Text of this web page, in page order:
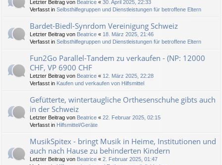
Letzter Beitrag von Beatrice « 30. April 2025, 22:33
Verfasst in Selbsthilfegruppen und Dienstleistungen für betroffene Eltern
Bardet-Biedl-Synrdom Vereinigung Schweiz
Letzter Beitrag von Beatrice « 18. März 2025, 21:46
Verfasst in Selbsthilfegruppen und Dienstleistungen für betroffene Eltern
Fun2Go Parallel-Tandem zu verkaufen - (NP: 12000
CHF, VP 6900 CHF
Letzter Beitrag von Beatrice « 12. März 2025, 22:28
Verfasst in Kaufen und verkaufen von Hilfsmittel
Gefütterte, wintertaugliche Orthesenschuhe gibts auch
in der Schweiz
Letzter Beitrag von Beatrice « 22. Februar 2025, 02:15
Verfasst in Hilfsmittel/Geräte
MusikSpitex - bringt Musik in Heime, Institutionen und
auch nach Hause zu behinderten Kindern
Letzter Beitrag von Beatrice « 2. Februar 2025, 01:47